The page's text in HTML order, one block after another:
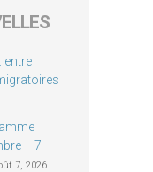
entre
– 7
7, 2026